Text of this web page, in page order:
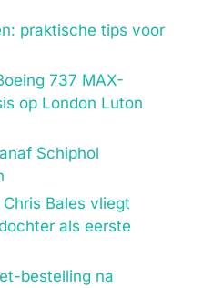
praktische tips voor
737 MAX-
op London Luton
Schiphol
Bales vliegt
als eerste
bestelling na